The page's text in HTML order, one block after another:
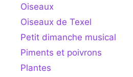
Oiseaux
Oiseaux de Texel
Petit dimanche musical
Piments et poivrons
Plantes